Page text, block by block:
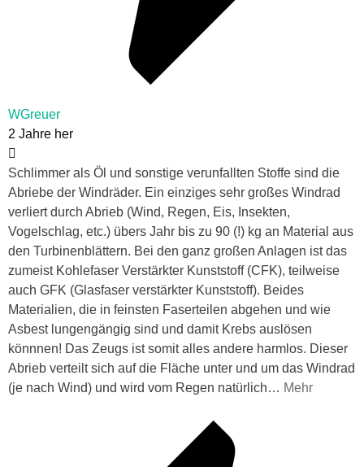
WGreuer
2 Jahre her
Schlimmer als Öl und sonstige verunfallten Stoffe sind die
Abriebe der Windräder. Ein einziges sehr großes Windrad
verliert durch Abrieb (Wind, Regen, Eis, Insekten,
Vogelschlag, etc.) übers Jahr bis zu 90 (!) kg an Material aus
den Turbinenblättern. Bei den ganz großen Anlagen ist das
zumeist Kohlefaser Verstärkter Kunststoff (CFK), teilweise
auch GFK (Glasfaser verstärkter Kunststoff). Beides
Materialien, die in feinsten Faserteilen abgehen und wie
Asbest lungengängig sind und damit Krebs auslösen
könnnen! Das Zeugs ist somit alles andere harmlos. Dieser
Abrieb verteilt sich auf die Fläche unter und um das Windrad
(je nach Wind) und wird vom Regen natürlich… Mehr